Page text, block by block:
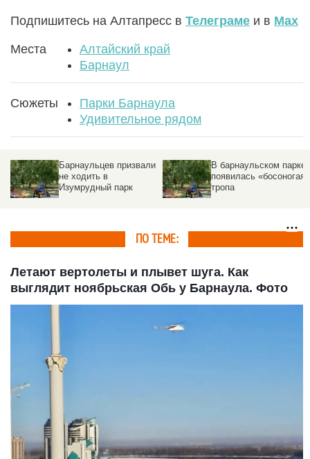
Подпишитесь на Алтапресс в Телеграме и в Max
Места
Алтайский край
Барнаул
Сюжеты
Парки Барнаула
Удивительное рядом
Барнаульцев призвали
не ходить в
Изумрудный парк
В барнаульском парке
появилась «босоногая»
тропа
ПО ТЕМЕ:
Летают вертолеты и плывет шуга. Как
выглядит ноябрьская Обь у Барнаула. Фото